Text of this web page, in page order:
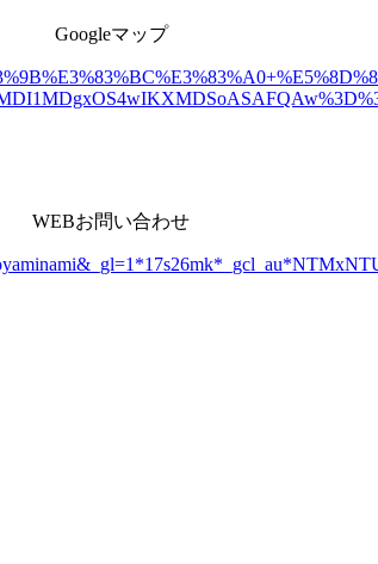
Googleマップ
WEBお問い合わせ